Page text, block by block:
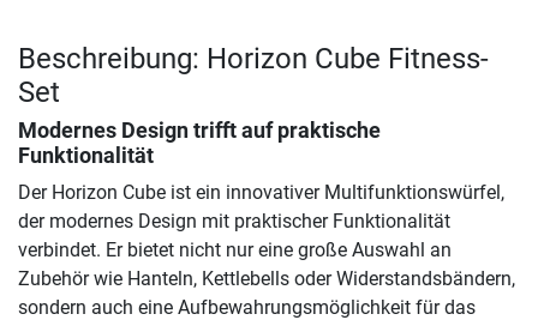
Beschreibung: Horizon Cube Fitness-
Set
Modernes Design trifft auf praktische
Funktionalität
Der Horizon Cube ist ein innovativer Multifunktionswürfel,
der modernes Design mit praktischer Funktionalität
verbindet. Er bietet nicht nur eine große Auswahl an
Zubehör wie Hanteln, Kettlebells oder Widerstandsbändern,
sondern auch eine Aufbewahrungsmöglichkeit für das